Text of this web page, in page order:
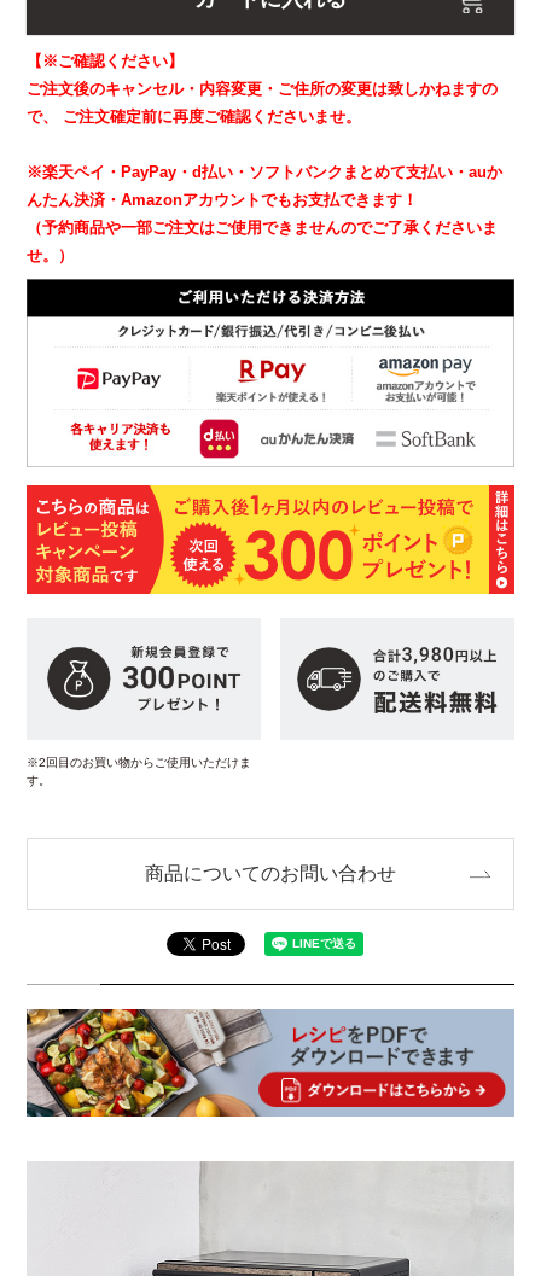
【※ご確認ください】
ご注文後のキャンセル・内容変更・ご住所の変更は致しかねますの
で、
ご注文確定前に再度ご確認くださいませ。
※楽天ペイ・PayPay・d払い・ソフトバンクまとめて支払い・auか
んたん決済・Amazonアカウントでもお支払できます！
（予約商品や一部ご注文はご使用できませんのでご了承くださいま
せ。）
※2回目のお買い物からご使用いただけま
す。
商品についてのお問い合わせ